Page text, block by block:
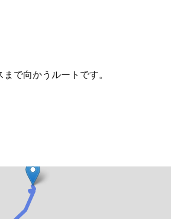
で向かうルートです。